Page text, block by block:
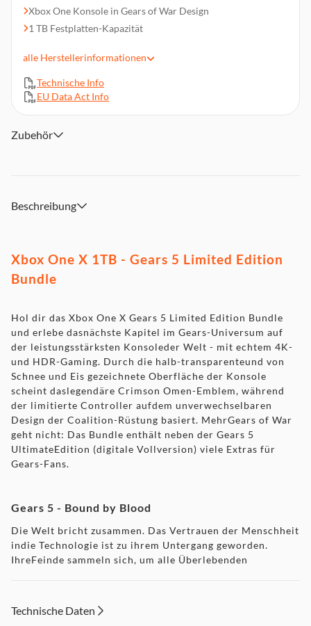
Xbox One Konsole in Gears of War Design
1 TB Festplatten-Kapazität
Gears 5 Ultimate Edition (Digitale Vollversion)
Xbox Wireless Controller - Kait Diaz Limited Edition
Gears of War Ultimate Edition (Digitale Vollversion)
Gears of War 2, 3 und 4 (Digitale Vollversion)
alle Herstellerinformationen
Technische Info
EU Data Act Info
Zubehör
Beschreibung
Xbox One X 1TB - Gears 5 Limited Edition
Bundle
Hol dir das Xbox One X Gears 5 Limited Edition Bundle
und erlebe dasnächste Kapitel im Gears-Universum auf
der leistungsstärksten Konsoleder Welt - mit echtem 4K-
und HDR-Gaming. Durch die halb-transparenteund von
Schnee und Eis gezeichnete Oberfläche der Konsole
scheint daslegendäre Crimson Omen-Emblem, während
der limitierte Controller aufdem unverwechselbaren
Design der Coalition-Rüstung basiert. MehrGears of War
geht nicht: Das Bundle enthält neben der Gears 5
UltimateEdition (digitale Vollversion) viele Extras für
Gears-Fans.
Gears 5 - Bound by Blood
Die Welt bricht zusammen. Das Vertrauen der Menschheit
indie Technologie ist zu ihrem Untergang geworden.
IhreFeinde sammeln sich, um alle Überlebenden
aufzudecken. Exklusiv auf XboxOne und Windows 10.
Technische Daten